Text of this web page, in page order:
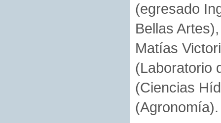
(egresado
Bellas
Matías
(Laboratorio
(Ciencias
(Agronomía).